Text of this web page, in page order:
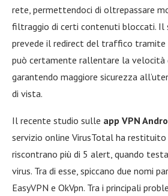
rete, permettendoci di oltrepassare
filtraggio di certi contenuti bloccati. Il
prevede il redirect del traffico tramite
può certamente rallentare la velocità
garantendo maggiore sicurezza
di vista.
Il recente studio sulle app VPN
servizio online VirusTotal ha restituito
riscontrano più di 5 alert, quando
virus. Tra di esse, spiccano due nomi
EasyVPN e OkVpn. Tra i principali